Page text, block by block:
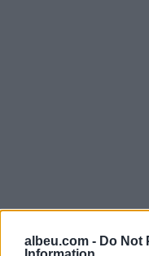
albeu.com - Do Not
Shtuarmë